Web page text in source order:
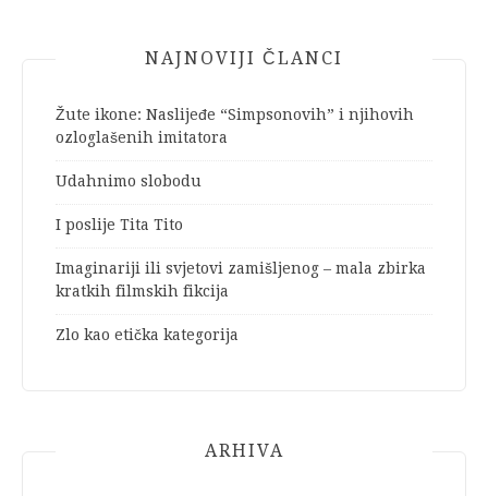
NAJNOVIJI ČLANCI
Žute ikone: Naslijeđe “Simpsonovih” i njihovih
ozloglašenih imitatora
Udahnimo slobodu
I poslije Tita Tito
Imaginariji ili svjetovi zamišljenog – mala zbirka
kratkih filmskih fikcija
Zlo kao etička kategorija
ARHIVA